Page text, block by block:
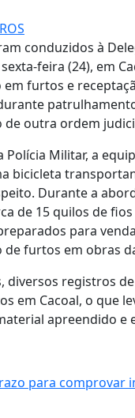
conduzidos à
feira (24), em
furtos e
outra ordem
Polícia Militar, a
bicicleta
Durante a
de 15 quilos de
para
de furtos em obras
diversos registros
em Cacoal, o que
apreendido e
para comprovar